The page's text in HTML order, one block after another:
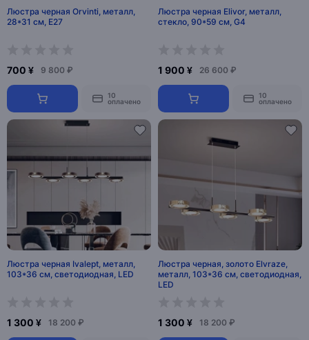
Люстра черная Orvinti, металл,
28*31 см, Е27
700 ¥ 9 800 ₽
10
оплачено
Люстра черная Elivor, металл,
стекло, 90*59 см, G4
1 900 ¥ 26 600 ₽
10
оплачено
Люстра черная Ivalept, металл,
103*36 см, светодиодная, LED
1 300 ¥ 18 200 ₽
Люстра черная, золото Elvraze,
металл, 103*36 см, светодиодная,
LED
1 300 ¥ 18 200 ₽